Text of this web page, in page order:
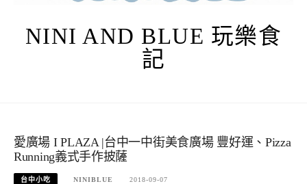
NINI AND BLUE 玩樂食
記
愛廣場 I PLAZA |台中一中街美食廣場 豐好運、Pizza
Running義式手作披薩
台中小吃 NINIBLUE 2018-09-07